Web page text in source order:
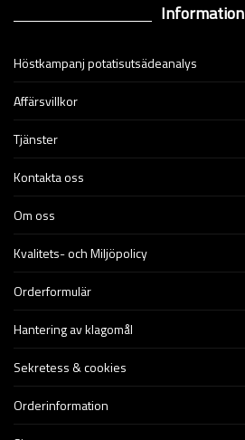
Information
Höstkampanj potatisutsädeanalys
Affärsvillkor
Tjänster
Kontakta oss
Om oss
Kvalitets- och Miljöpolicy
Orderformulär
Hantering av klagomål
Sekretess & cookies
Orderinformation